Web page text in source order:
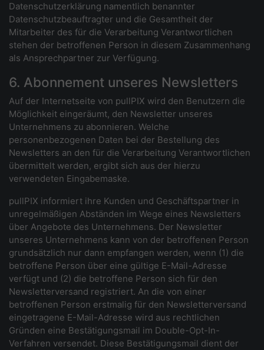
Datenschutzerklärung namentlich benannter
Datenschutzbeauftragter und die Gesamtheit der
Mitarbeiter des für die Verarbeitung Verantwortlichen
stehen der betroffenen Person in diesem Zusammenhang
als Ansprechpartner zur Verfügung.
6. Abonnement unseres Newsletters
Auf der Internetseite von pullPIX wird den Benutzern die
Möglichkeit eingeräumt, den Newsletter unseres
Unternehmens zu abonnieren. Welche
personenbezogenen Daten bei der Bestellung des
Newsletters an den für die Verarbeitung Verantwortlichen
übermittelt werden, ergibt sich aus der hierzu
verwendeten Eingabemaske.
pullPIX informiert ihre Kunden und Geschäftspartner in
unregelmäßigen Abständen im Wege eines Newsletters
über Angebote des Unternehmens. Der Newsletter
unseres Unternehmens kann von der betroffenen Person
grundsätzlich nur dann empfangen werden, wenn (1) die
betroffene Person über eine gültige E-Mail-Adresse
verfügt und (2) die betroffene Person sich für den
Newsletterversand registriert. An die von einer
betroffenen Person erstmalig für den Newsletterversand
eingetragene E-Mail-Adresse wird aus rechtlichen
Gründen eine Bestätigungsmail im Double-Opt-In-
Verfahren versendet. Diese Bestätigungsmail dient der